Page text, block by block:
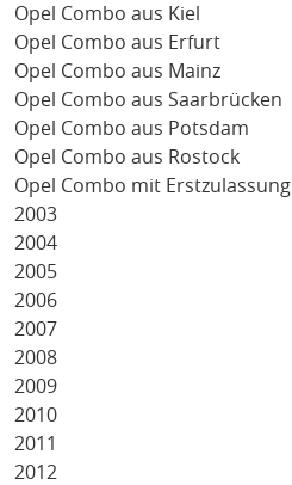
Opel Combo aus Kiel
Opel Combo aus Erfurt
Opel Combo aus Mainz
Opel Combo aus Saarbrücken
Opel Combo aus Potsdam
Opel Combo aus Rostock
Opel Combo mit Erstzulassung
2003
2004
2005
2006
2007
2008
2009
2010
2011
2012